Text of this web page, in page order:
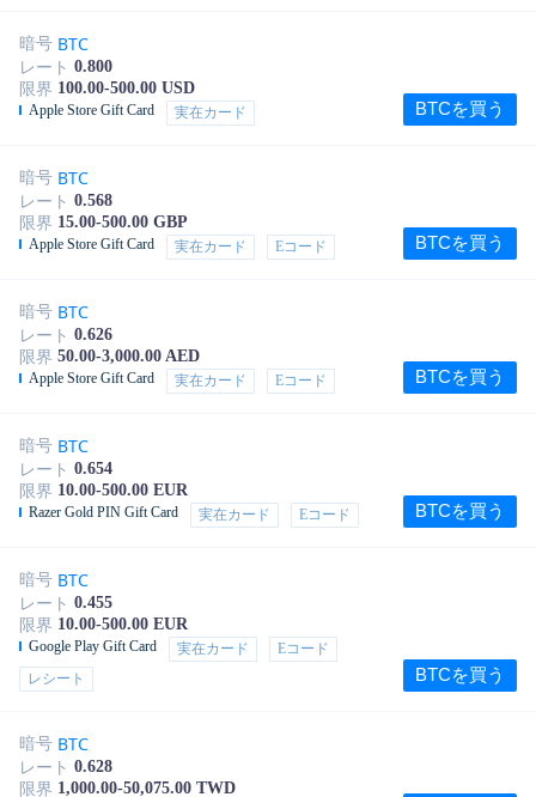
暗号 BTC
レート 0.800
限界 100.00-500.00 USD
Apple Store Gift Card 実在カード BTCを買う
暗号 BTC
レート 0.568
限界 15.00-500.00 GBP
Apple Store Gift Card 実在カード Eコード BTCを買う
暗号 BTC
レート 0.626
限界 50.00-3,000.00 AED
Apple Store Gift Card 実在カード Eコード BTCを買う
暗号 BTC
レート 0.654
限界 10.00-500.00 EUR
Razer Gold PIN Gift Card 実在カード Eコード BTCを買う
暗号 BTC
レート 0.455
限界 10.00-500.00 EUR
Google Play Gift Card 実在カード
Eコード
レシート
BTCを買う
暗号 BTC
レート 0.628
限界 1,000.00-50,075.00 TWD